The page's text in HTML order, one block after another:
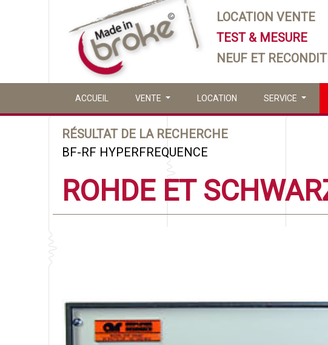
LOCATION VENTE
TEST & MESURE
NEUF ET
ACCUEIL VENTE LOCATION SERVICE
RÉSULTAT DE LA RECHERCHE
BF-RF HYPERFREQUENCE
ROHDE ET